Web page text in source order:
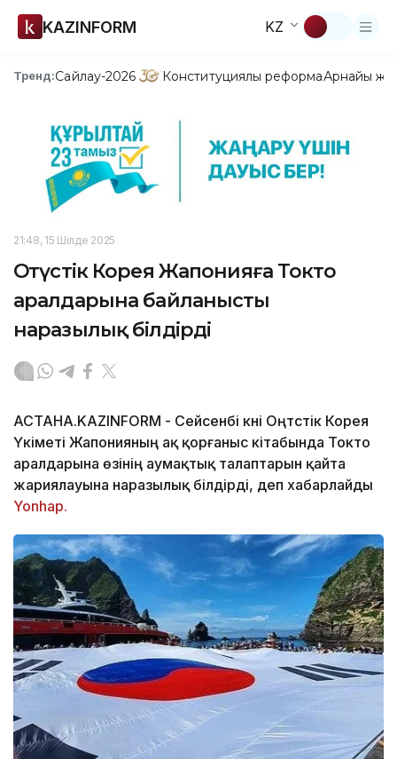
KAZINFORM KZ
Тренд:Сайлау-2026 Конституциялық реформаАрнайы
21:48, 15 Шілде 2025
Оңтүстік Корея Жапонияға Токто
аралдарына байланысты
наразылық білдірді
АСТАНА.KAZINFORM - Сейсенбі күні Оңтүстік Корея
Үкіметі Жапонияның ақ қорғаныс кітабында Токто
аралдарына өзінің аумақтық талаптарын қайта
жариялауына наразылық білдірді, деп хабарлайды
Yonhap.